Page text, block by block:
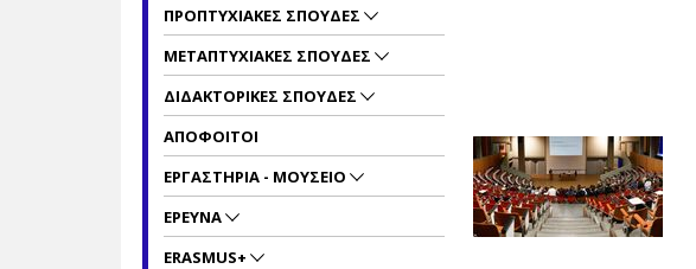
ΠΡΟΠΤΥΧΙΑΚΕΣ ΣΠΟΥΔΕΣ
ΜΕΤΑΠΤΥΧΙΑΚΕΣ ΣΠΟΥΔΕΣ
ΔΙΔΑΚΤΟΡΙΚΕΣ ΣΠΟΥΔΕΣ
ΑΠΟΦΟΙΤΟΙ
ΕΡΓΑΣΤΗΡΙΑ - ΜΟΥΣΕΙΟ
ΕΡΕΥΝΑ
ERASMUS+